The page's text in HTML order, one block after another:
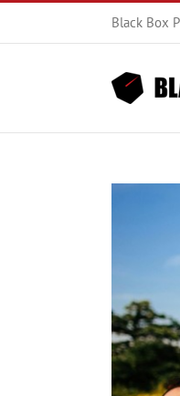
Zum
springen
Black Box